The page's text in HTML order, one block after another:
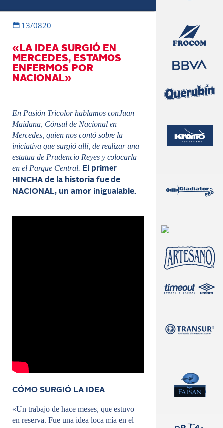
13/0820
«LA IDEA SURGIÓ EN
MERCEDES, ESTAMOS
ENFERMOS POR
NACIONAL»
En Pasión Tricolor hablamos conJuan
Maidana, Cónsul de Nacional en
Mercedes, quien nos contó sobre la
iniciativa que surgió allí, de realizar una
estatua de Prudencio Reyes y colocarla
en el Parque Central. El primer
HINCHA de la historia fue de
NACIONAL, un amor inigualable.
CÓMO SURGIÓ LA IDEA
«Un trabajo de hace meses, que estuvo
en reserva. Fue una idea loca mía en el